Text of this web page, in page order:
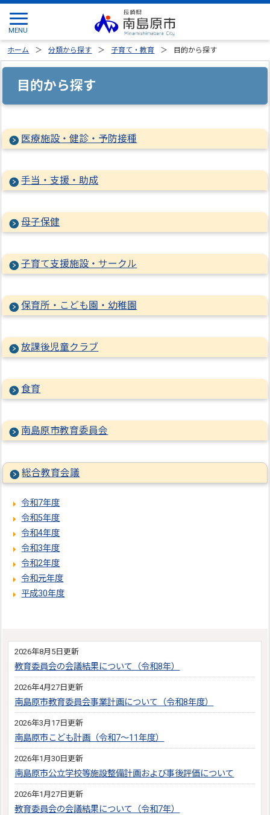
ホーム 分類から探す 子育て・教育 目的から探す
目的から探す
医療施設・健診・予防接種
手当・支援・助成
母子保健
子育て支援施設・サークル
保育所・こども園・幼稚園
放課後児童クラブ
食育
南島原市教育委員会
総合教育会議
令和7年度
令和5年度
令和4年度
令和3年度
令和2年度
令和元年度
平成30年度
2026年8月5日更新
教育委員会の会議結果について（令和8年）
2026年4月27日更新
南島原市教育委員会事業計画について（令和8年度）
2026年3月17日更新
南島原市こども計画（令和7～11年度）
2026年1月30日更新
南島原市公立学校等施設整備計画および事後評価について
2026年1月27日更新
教育委員会の会議結果について（令和7年）